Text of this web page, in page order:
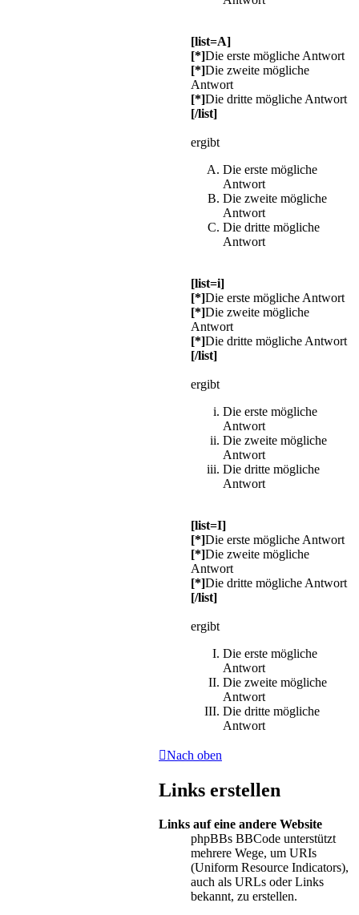
[list=A]
[*]Die erste mögliche Antwort
[*]Die zweite mögliche
Antwort
[*]Die dritte mögliche Antwort
[/list]
ergibt
Die erste mögliche
Antwort
Die zweite mögliche
Antwort
Die dritte mögliche
Antwort
[list=i]
[*]Die erste mögliche Antwort
[*]Die zweite mögliche
Antwort
[*]Die dritte mögliche Antwort
[/list]
ergibt
Die erste mögliche
Antwort
Die zweite mögliche
Antwort
Die dritte mögliche
Antwort
[list=I]
[*]Die erste mögliche Antwort
[*]Die zweite mögliche
Antwort
[*]Die dritte mögliche Antwort
[/list]
ergibt
Die erste mögliche
Antwort
Die zweite mögliche
Antwort
Die dritte mögliche
Antwort
Nach oben
Links erstellen
Links auf eine andere Website
phpBBs BBCode unterstützt
mehrere Wege, um URIs
(Uniform Resource Indicators),
auch als URLs oder Links
bekannt, zu erstellen.